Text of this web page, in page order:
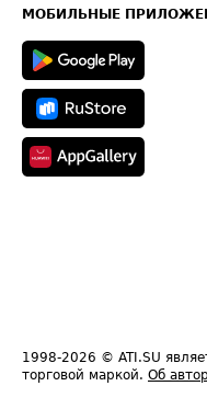
Техническая информация
МОБИЛЬНЫЕ
1998-2026 © ATI.SU
торговой маркой. Об